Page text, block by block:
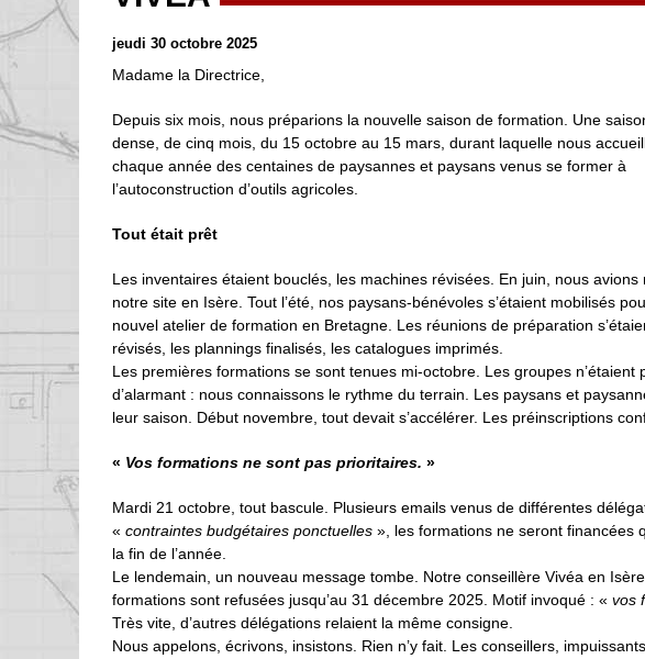
jeudi 30 octobre 2025
Madame la Directrice,
Depuis six mois, nous préparions la nouvelle saison de formation. Une
dense, de cinq mois, du 15 octobre au 15 mars, durant laquelle nous
chaque année des centaines de paysannes et paysans venus se former à
l’autoconstruction d’outils agricoles.
Tout était prêt
Les inventaires étaient bouclés, les machines révisées. En juin, nous
notre site en Isère. Tout l’été, nos paysans-bénévoles s’étaient mobilisés
nouvel atelier de formation en Bretagne. Les réunions de préparation
révisés, les plannings finalisés, les catalogues imprimés.
Les premières formations se sont tenues mi-octobre. Les groupes n’étaient
d’alarmant : nous connaissons le rythme du terrain. Les paysans et
leur saison. Début novembre, tout devait s’accélérer. Les préinscriptions
« Vos formations ne sont pas prioritaires. »
Mardi 21 octobre, tout bascule. Plusieurs emails venus de différentes
« contraintes budgétaires ponctuelles », les formations ne seront financées
la fin de l’année.
Le lendemain, un nouveau message tombe. Notre conseillère Vivéa en
formations sont refusées jusqu’au 31 décembre 2025. Motif invoqué : « vos
Très vite, d’autres délégations relaient la même consigne.
Nous appelons, écrivons, insistons. Rien n’y fait. Les conseillers,